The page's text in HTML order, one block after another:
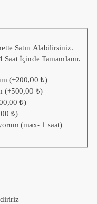
Satın Alabilirsiniz.
Saat İçinde Tamamlanır.
(+200,00₺)
(+500,00₺)
₺)
₺)
(max- 1 saat)